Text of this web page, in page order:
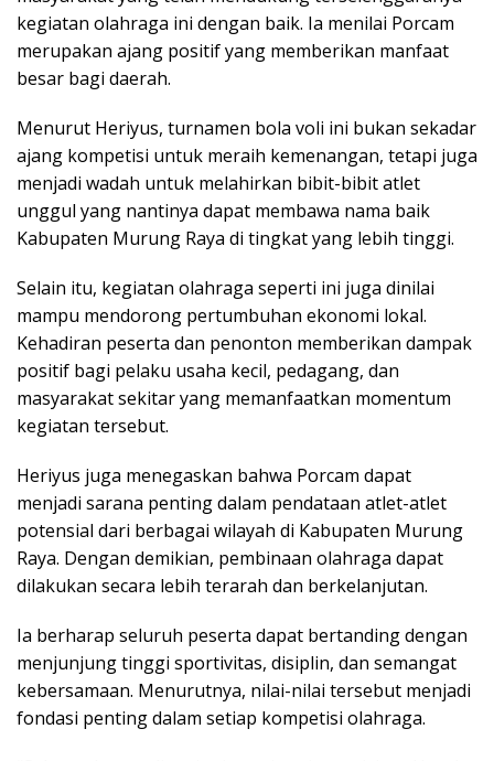
kegiatan olahraga ini dengan baik. Ia menilai Porcam
merupakan ajang positif yang memberikan manfaat
besar bagi daerah.
Menurut Heriyus, turnamen bola voli ini bukan sekadar
ajang kompetisi untuk meraih kemenangan, tetapi juga
menjadi wadah untuk melahirkan bibit-bibit atlet
unggul yang nantinya dapat membawa nama baik
Kabupaten Murung Raya di tingkat yang lebih tinggi.
Selain itu, kegiatan olahraga seperti ini juga dinilai
mampu mendorong pertumbuhan ekonomi lokal.
Kehadiran peserta dan penonton memberikan dampak
positif bagi pelaku usaha kecil, pedagang, dan
masyarakat sekitar yang memanfaatkan momentum
kegiatan tersebut.
Heriyus juga menegaskan bahwa Porcam dapat
menjadi sarana penting dalam pendataan atlet-atlet
potensial dari berbagai wilayah di Kabupaten Murung
Raya. Dengan demikian, pembinaan olahraga dapat
dilakukan secara lebih terarah dan berkelanjutan.
Ia berharap seluruh peserta dapat bertanding dengan
menjunjung tinggi sportivitas, disiplin, dan semangat
kebersamaan. Menurutnya, nilai-nilai tersebut menjadi
fondasi penting dalam setiap kompetisi olahraga.